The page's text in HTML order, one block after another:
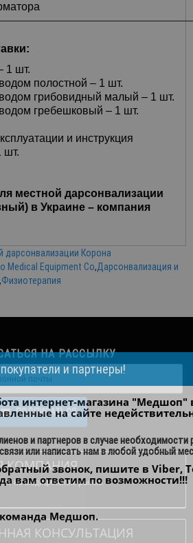
1 шт.
полостной – 1 шт.
грибовидный малый – 1 шт.
гребешковый – 1 шт.
и инструкция
шт.
местной дарсонвализации
в Украине – компания
дарсонвализации Корона
Medical Equipment Co,Дарсонвализация и
,Физиотерапия
НА РАССЫЛКУ
ПОДПИСАТЬСЯ
КОМПАНИЯ
на медицинском рынке.
КОНСУЛЬТАЦИЯ
и партнеры!
интернет-магазина "Медшоп"
на сайте
и партнеров в случае
или написать нам в любой удобный
звонок, пишите в Viber,
вам ответим по возможности!!!
Медшоп.